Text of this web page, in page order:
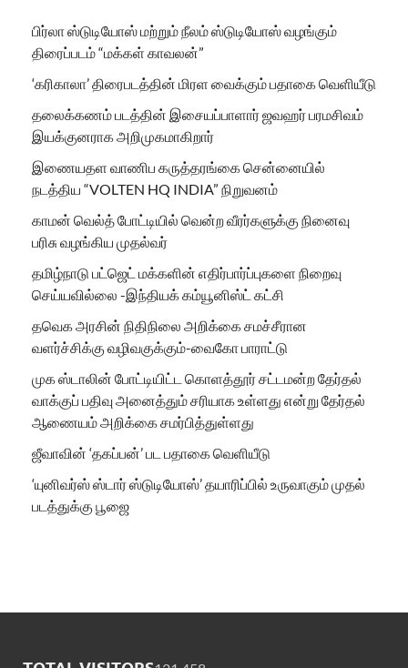
பிர்லா ஸ்டுடியோஸ் மற்றும் நீலம் ஸ்டுடியோஸ் வழங்கும்
திரைப்படம் “மக்கள் காவலன்”
‘கரிகாலா’ திரைபடத்தின் மிரள வைக்கும் பதாகை வெளியீடு
தலைக்கணம் படத்தின் இசையப்பாளார் ஜவஹர் பரமசிவம்
இயக்குனராக அறிமுகமாகிறார்
இணையதள வாணிப கருத்தரங்கை சென்னையில்
நடத்திய “VOLTEN HQ INDIA” நிறுவனம்
காமன் வெல்த் போட்டியில் வென்ற வீரர்களுக்கு நினைவு
பரிசு வழங்கிய முதல்வர்
தமிழ்நாடு பட்ஜெட் மக்களின் எதிர்பார்ப்புகளை நிறைவு
செய்யவில்லை -இந்தியக் கம்யூனிஸ்ட் கட்சி
தவெக அரசின் நிதிநிலை அறிக்கை சமச்சீரான
வளர்ச்சிக்கு வழிவகுக்கும்-வைகோ பாராட்டு
முக ஸ்டாலின் போட்டியிட்ட கொளத்தூர் சட்டமன்ற தேர்தல்
வாக்குப் பதிவு அனைத்தும் சரியாக உள்ளது என்று தேர்தல்
ஆணையம் அறிக்கை சமர்பித்துள்ளது
ஜீவாவின் ‘தகப்பன்’ பட பதாகை வெளியீடு
‘யுனிவர்ஸ் ஸ்டார் ஸ்டுடியோஸ்’ தயாரிப்பில் உருவாகும் முதல்
படத்துக்கு பூஜை